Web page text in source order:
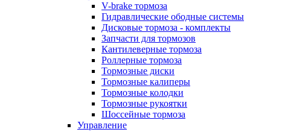
V-brake тормоза
Гидравлические ободные системы
Дисковые тормоза - комплекты
Запчасти для тормозов
Кантилеверные тормоза
Роллерные тормоза
Тормозные диски
Тормозные калиперы
Тормозные колодки
Тормозные рукоятки
Шоссейные тормоза
Управление